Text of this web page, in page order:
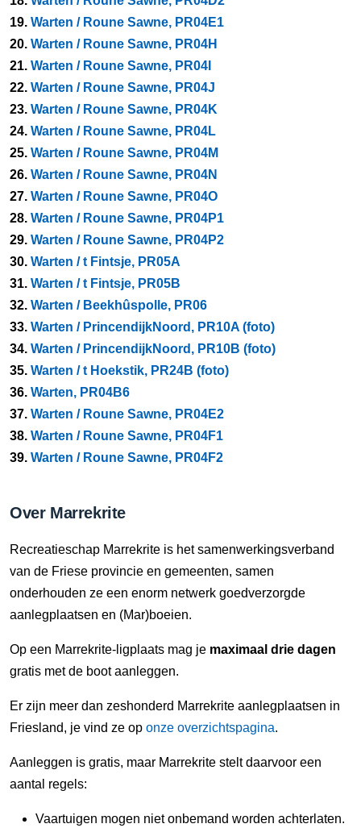
19. Warten / Roune Sawne, PR04E1
20. Warten / Roune Sawne, PR04H
21. Warten / Roune Sawne, PR04I
22. Warten / Roune Sawne, PR04J
23. Warten / Roune Sawne, PR04K
24. Warten / Roune Sawne, PR04L
25. Warten / Roune Sawne, PR04M
26. Warten / Roune Sawne, PR04N
27. Warten / Roune Sawne, PR04O
28. Warten / Roune Sawne, PR04P1
29. Warten / Roune Sawne, PR04P2
30. Warten / t Fintsje, PR05A
31. Warten / t Fintsje, PR05B
32. Warten / Beekhûspolle, PR06
33. Warten / PrincendijkNoord, PR10A (foto)
34. Warten / PrincendijkNoord, PR10B (foto)
35. Warten / t Hoekstik, PR24B (foto)
36. Warten, PR04B6
37. Warten / Roune Sawne, PR04E2
38. Warten / Roune Sawne, PR04F1
39. Warten / Roune Sawne, PR04F2
Over Marrekrite
Recreatieschap Marrekrite is het samenwerkingsverband
van de Friese provincie en gemeenten, samen
onderhouden ze een enorm netwerk goedverzorgde
aanlegplaatsen en (Mar)boeien.
Op een Marrekrite-ligplaats mag je maximaal drie dagen
gratis met de boot aanleggen.
Er zijn meer dan zeshonderd Marrekrite aanlegplaatsen in
Friesland, je vind ze op onze overzichtspagina.
Aanleggen is gratis, maar Marrekrite stelt daarvoor een
aantal regels:
Vaartuigen mogen niet onbemand worden achterlaten.